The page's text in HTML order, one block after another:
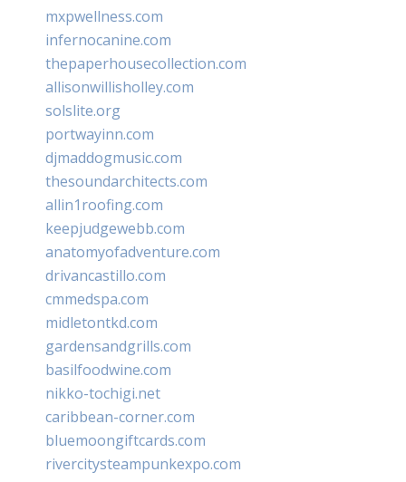
mxpwellness.com
infernocanine.com
thepaperhousecollection.com
allisonwillisholley.com
solslite.org
portwayinn.com
djmaddogmusic.com
thesoundarchitects.com
allin1roofing.com
keepjudgewebb.com
anatomyofadventure.com
drivancastillo.com
cmmedspa.com
midletontkd.com
gardensandgrills.com
basilfoodwine.com
nikko-tochigi.net
caribbean-corner.com
bluemoongiftcards.com
rivercitysteampunkexpo.com